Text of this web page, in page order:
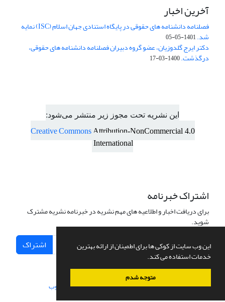
این وب سایت از کوکی ها برای اطمینان از ارائه بهترین
خدمات استفاده می کند.
متوجه شدم
آخرین اخبار
فصلنامه دانشنامه های حقوقی در پایگاه استنادی جهان اسلام (ISC) نمایه
شد.1401-05-05
دکتر ایرج گلدوزیان، عضو گروه دبیران فصلنامه دانشنامه های حقوقی،
درگذشت.1400-03-17
این نشریه تحت مجوز زیر منتشر می‌شود:
Creative Commons Attribution-NonCommercial 4.0
International
اشتراک خبرنامه
برای دریافت اخبار و اطلاعیه های مهم نشریه در خبرنامه نشریه مشترک
شوید.
اشتراک
سامانه مدیریت نشریات علمی.طراحی و پیاده سازی از سیناوب